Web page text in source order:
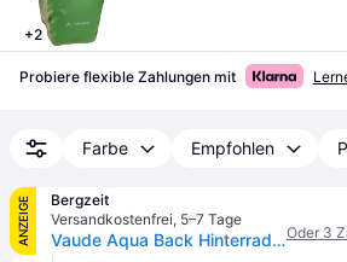
+2
Probiere flexible Zahlungen mit
Farbe Empfohlen
ANZEIGE
Bergzeit
Versandkostenfrei, 5–7 Tage
Vaude Aqua Back HinterradtascheOder 3